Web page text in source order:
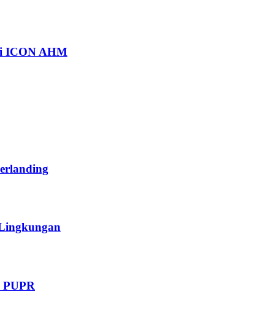
ICON AHM